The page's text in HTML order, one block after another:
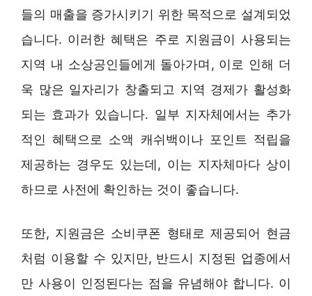
들의 매출을 증가시키기 위한 목적으로 설계되었
습니다. 이러한 혜택은 주로 지원금이 사용되는
지역 내 소상공인들에게 돌아가며, 이로 인해 더
욱 많은 일자리가 창출되고 지역 경제가 활성화
되는 효과가 있습니다. 일부 지자체에서는 추가
적인 혜택으로 소액 캐쉬백이나 포인트 적립을
제공하는 경우도 있는데, 이는 지자체마다 상이
하므로 사전에 확인하는 것이 좋습니다.
또한, 지원금은 소비쿠폰 형태로 제공되어 현금
처럼 이용할 수 있지만, 반드시 지정된 업종에서
만 사용이 인정된다는 점을 유념해야 합니다. 이